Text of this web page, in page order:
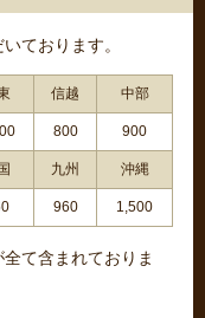
ております。
信越 中部
800 900
九州 沖縄
960 1,500
て含まれておりま